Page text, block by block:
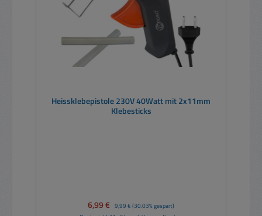
Heissklebepistole 230V 40Watt mit 2x11mm
Klebesticks
Verkaufspreis:
6,99 € Regulärer Preis:
9,99 € (30.03% gespart)